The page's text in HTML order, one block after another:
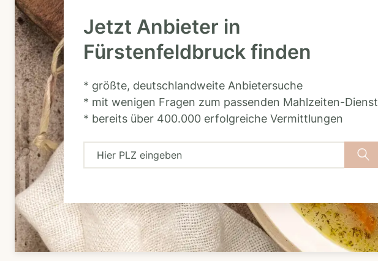
Jetzt Anbieter in
Fürstenfeldbruck finden
* größte, deutschlandweite Anbietersuche
* mit wenigen Fragen zum passenden Mahlzeiten-Dienst
* bereits über 400.000 erfolgreiche Vermittlungen
H
r
P
L